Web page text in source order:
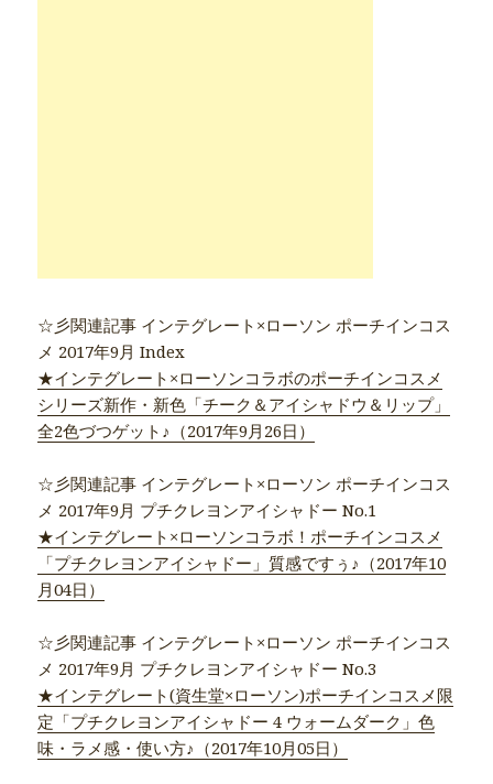
☆彡関連記事 インテグレート×ローソン ポーチインコス
メ 2017年9月 Index
★インテグレート×ローソンコラボのポーチインコスメ
シリーズ新作・新色「チーク＆アイシャドウ＆リップ」
全2色づつゲット♪（2017年9月26日）
☆彡関連記事 インテグレート×ローソン ポーチインコス
メ 2017年9月 プチクレヨンアイシャドー No.1
★インテグレート×ローソンコラボ！ポーチインコスメ
「プチクレヨンアイシャドー」質感ですぅ♪（2017年10
月04日）
☆彡関連記事 インテグレート×ローソン ポーチインコス
メ 2017年9月 プチクレヨンアイシャドー No.3
★インテグレート(資生堂×ローソン)ポーチインコスメ限
定「プチクレヨンアイシャドー 4 ウォームダーク」色
味・ラメ感・使い方♪（2017年10月05日）